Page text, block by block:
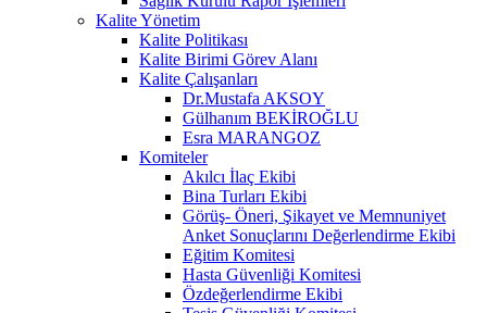
Kalite Yönetim
Kalite Politikası
Kalite Birimi Görev Alanı
Kalite Çalışanları
Dr.Mustafa AKSOY
Gülhanım BEKİROĞLU
Esra MARANGOZ
Komiteler
Akılcı İlaç Ekibi
Bina Turları Ekibi
Görüş- Öneri, Şikayet ve Memnuniyet
Anket Sonuçlarını Değerlendirme Ekibi
Eğitim Komitesi
Hasta Güvenliği Komitesi
Özdeğerlendirme Ekibi